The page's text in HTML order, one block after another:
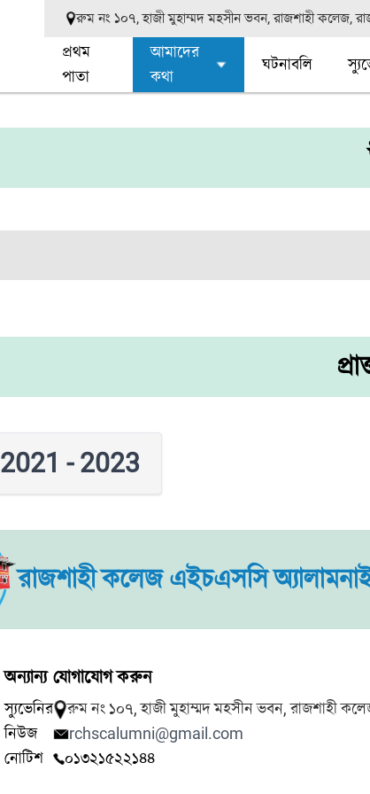
রুম নং ১০৭, হাজী মুহাম্মদ মহসীন ভবন, রাজশাহী কলেজ,
প্রথম
পাতা
আমাদের
কথা
ঘটনাবলি
2021 - 2023
রাজশাহী কলেজ এইচএসসি
অন্যান্য
স্যুভেনির
নিউজ
নোটিশ
যোগাযোগ করুন
রুম নং ১০৭, হাজী মুহাম্মদ মহসীন ভবন, রাজশাহী
rchscalumni@gmail.com
০১৩২১৫২২১৪৪